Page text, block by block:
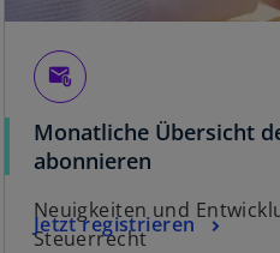
attach_email
Monatliche Übersicht
abonnieren
Neuigkeiten und
Steuerrecht
Jetzt registrieren